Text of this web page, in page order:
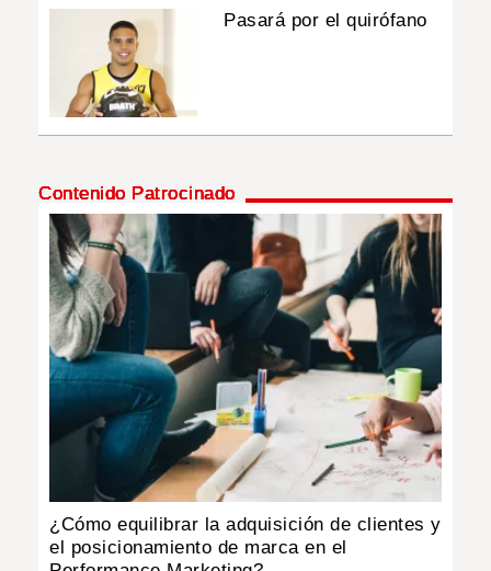
Pasará por el quirófano
Contenido Patrocinado
¿Cómo equilibrar la adquisición de clientes y
el posicionamiento de marca en el